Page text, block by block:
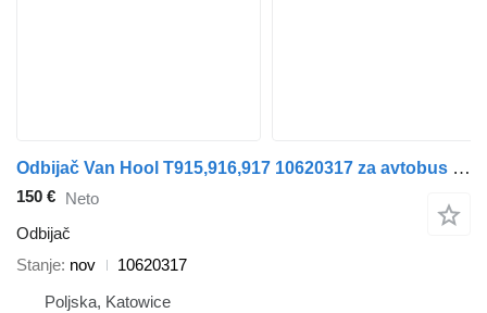
Odbijač Van Hool T915,916,917 10620317 za avtobus Van Hool T917
150 € Neto
Odbijač
Stanje nov
10620317
Poljska, Katowice